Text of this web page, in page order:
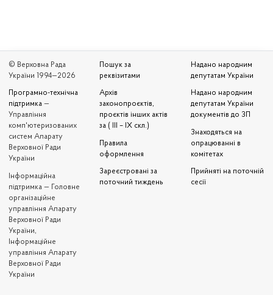
© Верховна Рада
України 1994—2026
Програмно-технічна
підтримка —
Управління
комп'ютеризованих
систем Апарату
Верховної Ради
України
Iнформаційна
підтримка — Головне
організаційне
управління Апарату
Верховної Ради
України,
Інформаційне
управління Апарату
Верховної Ради
України
Пошук за
реквізитами
Архів
законопроєктів,
проєктів інших актів
за ( III – IX скл.)
Правила
оформлення
Зареєстровані за
поточний тиждень
Надано народним
депутатам України
Надано народним
депутатам України
документів до ЗП
Знаходяться на
опрацюванні в
комітетах
Прийняті на поточній
сесії